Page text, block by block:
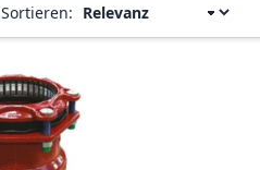
Sortieren: